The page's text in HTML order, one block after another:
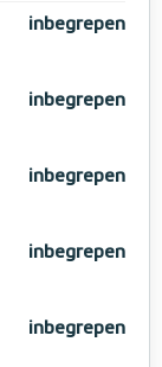
inbegrepen
inbegrepen
inbegrepen
inbegrepen
inbegrepen